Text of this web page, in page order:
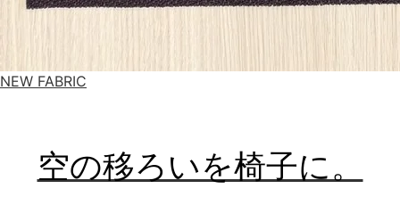
NEW FABRIC
空の移ろいを椅子に。